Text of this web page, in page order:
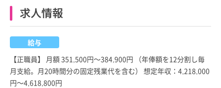
求人情報
給与
【正職員】 月額 351,500円～384,900円 （年俸額を12分割し毎
月支給。月20時間分の固定残業代を含む） 想定年収：4,218,000
円～4,618,800円